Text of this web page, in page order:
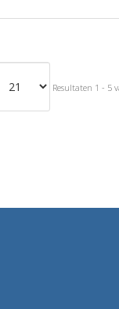
Resultaten 1 - 5